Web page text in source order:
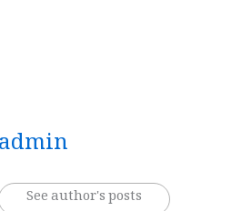
admin
See author's posts